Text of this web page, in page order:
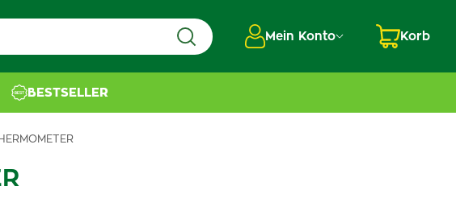
Mein Konto Korb
BESTSELLER